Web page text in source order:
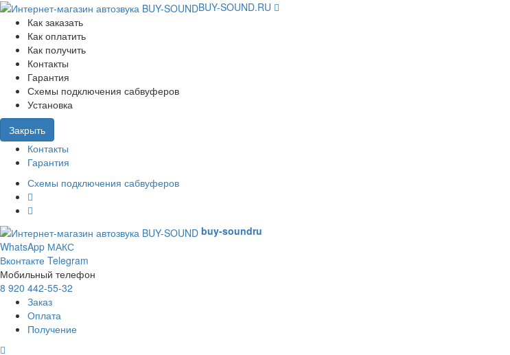
BUY-SOUND.RU
Как заказать
Как оплатить
Как получить
Контакты
Гарантия
Схемы подключения сабвуферов
Установка
Закрыть
Контакты
Гарантия
Схемы подключения сабвуферов
buy-soundru
WhatsApp МАКС
Вконтакте Telegram
Мобильный телефон
8 920 442-55-32
Заказ
Оплата
Получение